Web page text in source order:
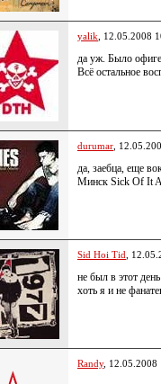
yalik , 12.05.2008
да уж. Было
Всё остальное
durumar ,
да, заебца, еще
Минск Sick Of It
Sid Hoi Tid ,
не был в этот
хоть я и не
Randy, 12.05.2008